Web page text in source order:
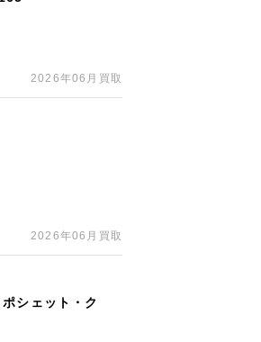
2026年06月買取
2026年06月買取
シェット・ク